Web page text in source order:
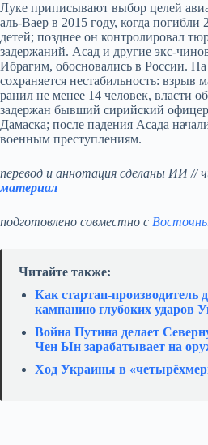
Луке приписывают выбор целей
аль-Ваер в 2015 году, когда погибли
детей; позднее он контролировал
задержаний. Асад и другие экс-
Ибрагим, обосновались в России.
сохраняется нестабильность:
ранил не менее 14 человек, власти
задержан бывший сирийский
Дамаска; после падения Асада
военным преступлениям.
перевод и аннотация сделаны ИИ //
материал
подготовлено совместно с
Читайте также:
Как стартап‑производитель
кампанию глубоких ударов
Война Путина делает
Чен Ын зарабатывает на
Ход Украины в